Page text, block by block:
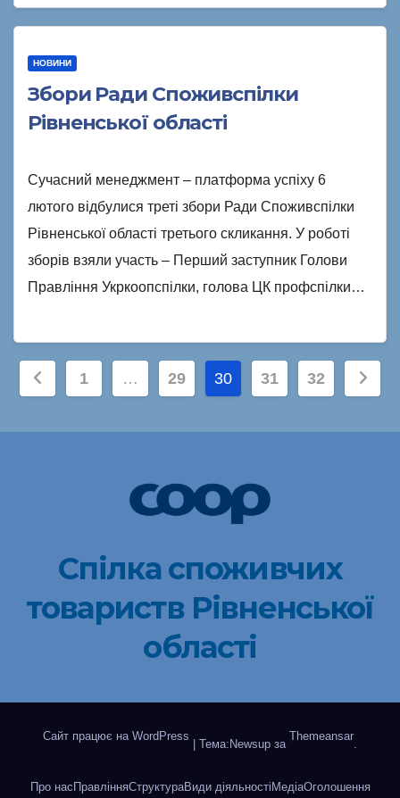
НОВИНИ
Збори Ради Споживспілки
Рівненської області
Сучасний менеджмент – платформа успіху 6
лютого відбулися треті збори Ради Споживспілки
Рівненської області третього скликання. У роботі
зборів взяли участь – Перший заступник Голови
Правління Укркоопспілки, голова ЦК профспілки…
Пагінація
1 … 29 30 31 32
Спілка споживчих
товариств Рівненської
області
Сайт працює на WordPress
| Тема:Newsup за
Themeansar
Про нас ПравлінняСтруктураВиди діяльності МедіаОголошення